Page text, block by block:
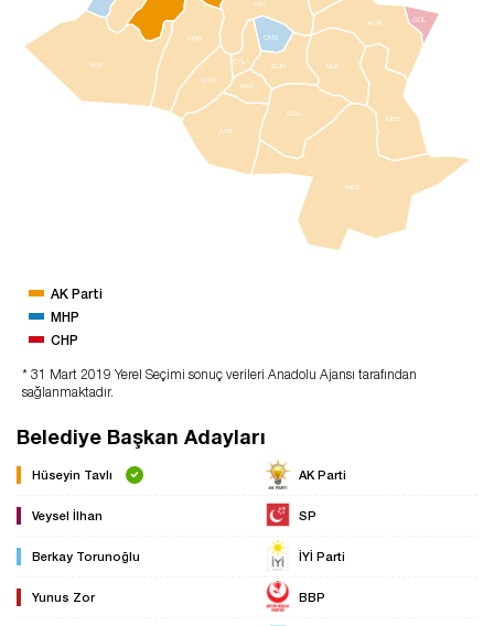
AKK
AYB
FAT
GÖL
KOR
KMR
MES
ULB
GÜL
GÜR
ÇMŞ
ÇTL
KBD
KBT
AOR
AK Parti
MHP
CHP
* 31 Mart 2019 Yerel Seçimi sonuç verileri Anadolu Ajansı tarafından
sağlanmaktadır.
Belediye Başkan Adayları
Hüseyin Tavlı AK Parti
Veysel İlhan SP
Berkay Torunoğlu İYİ Parti
Yunus Zor BBP